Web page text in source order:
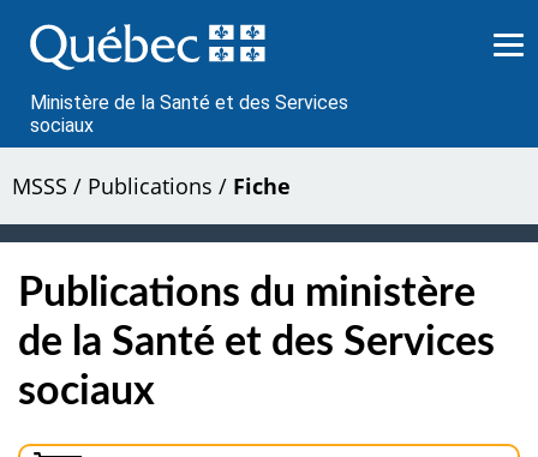
au
contenu
Ministère de la Santé et des Services
sociaux
MSSS / Publications / Fiche
Publications du ministère
de la Santé et des Services
sociaux